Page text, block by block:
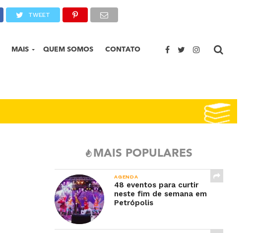
MAIS QUEM SOMOS CONTATO
TWEET
MAIS POPULARES
AGENDA
48 eventos para curtir
neste fim de semana em
Petrópolis